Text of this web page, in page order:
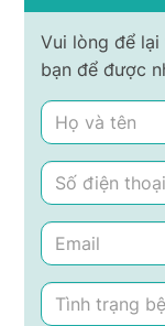
Vui lòng để
bạn để được